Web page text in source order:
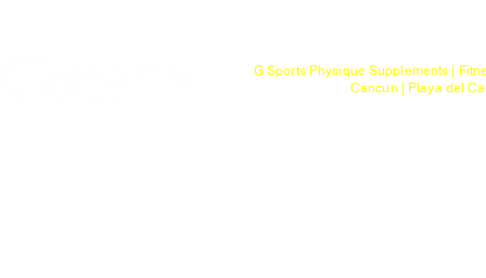
G Sports Physique Supplements |
Cancun | Playa del